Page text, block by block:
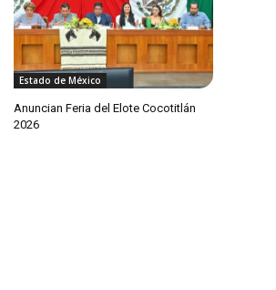
Estado de México
Anuncian Feria del Elote Cocotitlán
2026